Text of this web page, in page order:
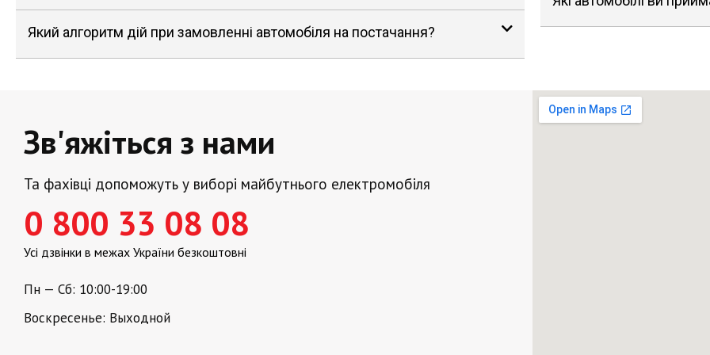
Який алгоритм дій при замовленні автомобіля на постачання?
Зв'яжіться з нами
Та фахівці допоможуть у виборі майбутнього електромобіля
0 800 33 08 08
Усі дзвінки в межах України безкоштовні
Пн — Сб: 10:00-19:00
Воскресенье: Выходной